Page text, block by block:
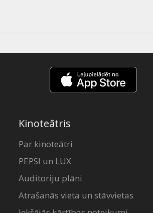
Kinoteātris
Par kinoteātri
PEPSI un LUX
Auditoriju plāni
Atrašanās vieta un stāvvietas